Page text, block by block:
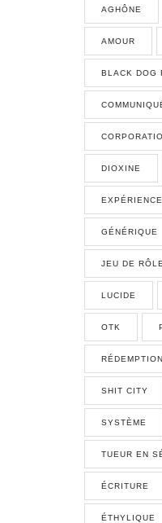
AGHÔNE
AMOUR
BLACK DOG
DIOXINE
EXPÉRIENCE
GÉNÉRIQUE
JEU DE RÔLE
LUCIDE
OTK
RÉDEMPTION
SHIT CITY
SYSTÈME
TUEUR EN
ÉCRITURE
ÉTHYLIQUE